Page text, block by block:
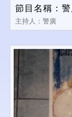
節目名稱：
主持人：警廣